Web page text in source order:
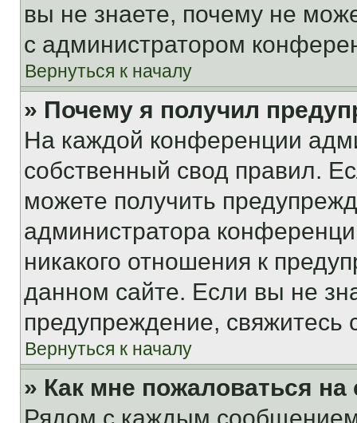
вы не знаете, почему не
с администратором
Вернуться к началу
» Почему я получил
На каждой конференции
собственный свод правил.
можете получить
администратора
никакого отношения к
данном сайте. Если вы не
предупреждение,
Вернуться к началу
» Как мне пожаловаться